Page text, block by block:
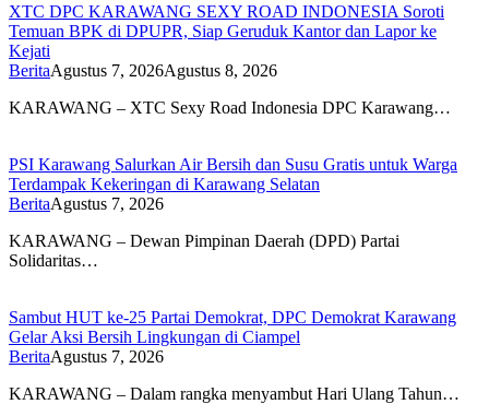
XTC DPC KARAWANG SEXY ROAD INDONESIA Soroti
Temuan BPK di DPUPR, Siap Geruduk Kantor dan Lapor ke
Kejati
BeritaAgustus 7, 2026Agustus 8, 2026
KARAWANG – XTC Sexy Road Indonesia DPC Karawang…
PSI Karawang Salurkan Air Bersih dan Susu Gratis untuk Warga
Terdampak Kekeringan di Karawang Selatan
BeritaAgustus 7, 2026
KARAWANG – Dewan Pimpinan Daerah (DPD) Partai
Solidaritas…
Sambut HUT ke-25 Partai Demokrat, DPC Demokrat Karawang
Gelar Aksi Bersih Lingkungan di Ciampel
BeritaAgustus 7, 2026
KARAWANG – Dalam rangka menyambut Hari Ulang Tahun…